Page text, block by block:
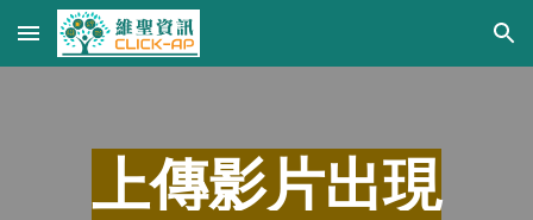
Skip to main content Skip to navigation
上傳影片出現